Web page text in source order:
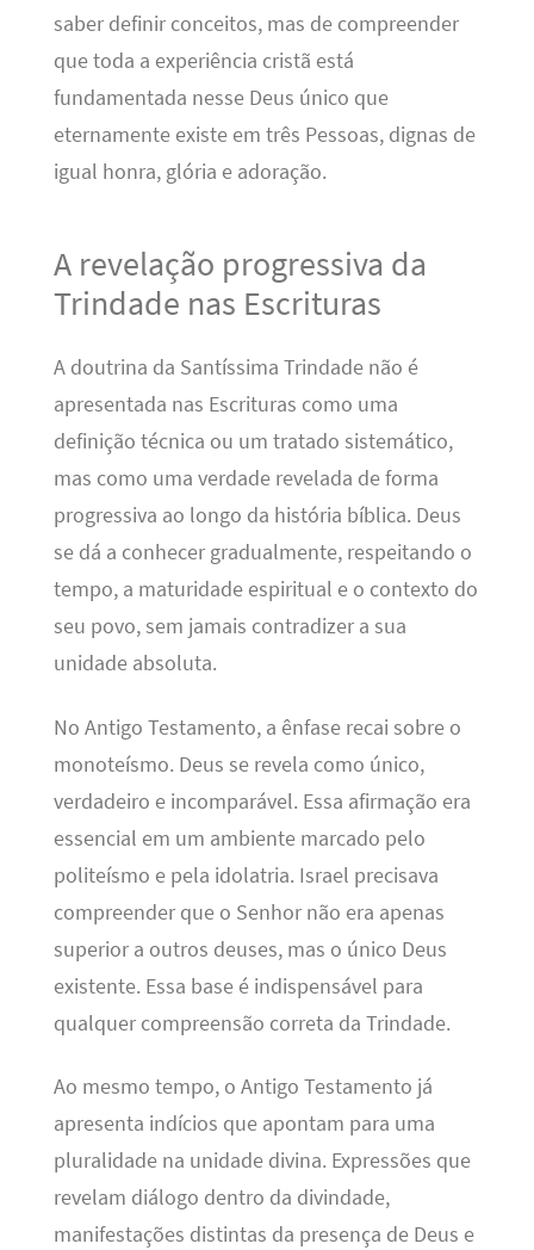
saber definir conceitos, mas de compreender
que toda a experiência cristã está
fundamentada nesse Deus único que
eternamente existe em três Pessoas, dignas de
igual honra, glória e adoração.
A revelação progressiva da
Trindade nas Escrituras
A doutrina da Santíssima Trindade não é
apresentada nas Escrituras como uma
definição técnica ou um tratado sistemático,
mas como uma verdade revelada de forma
progressiva ao longo da história bíblica. Deus
se dá a conhecer gradualmente, respeitando o
tempo, a maturidade espiritual e o contexto do
seu povo, sem jamais contradizer a sua
unidade absoluta.
No Antigo Testamento, a ênfase recai sobre o
monoteísmo. Deus se revela como único,
verdadeiro e incomparável. Essa afirmação era
essencial em um ambiente marcado pelo
politeísmo e pela idolatria. Israel precisava
compreender que o Senhor não era apenas
superior a outros deuses, mas o único Deus
existente. Essa base é indispensável para
qualquer compreensão correta da Trindade.
Ao mesmo tempo, o Antigo Testamento já
apresenta indícios que apontam para uma
pluralidade na unidade divina. Expressões que
revelam diálogo dentro da divindade,
manifestações distintas da presença de Deus e